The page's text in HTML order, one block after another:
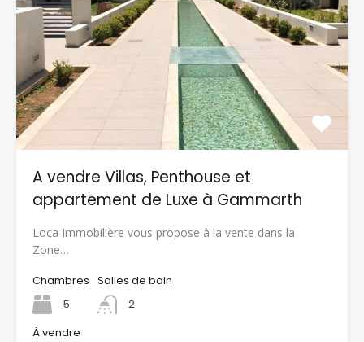
A vendre Villas, Penthouse et
appartement de Luxe à Gammarth
Loca Immobilière vous propose à la vente dans la
Zone…
Chambres
5
Salles de bain
2
À vendre